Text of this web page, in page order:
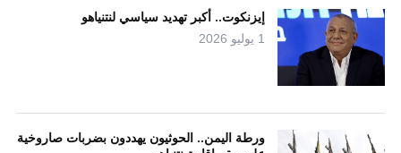
إيزنكوت.. أكبر تهديد سياسي لنتنياهو
1 يوليو 2026
ورطة اليمن.. الحوثيون يهددون بضربات صاروخية